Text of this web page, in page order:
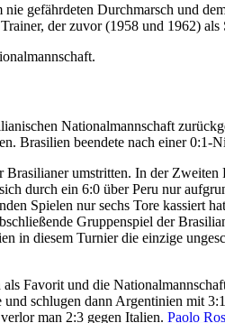
nie gefährdeten Durchmarsch und
der zuvor (1958 und 1962)
Nationalmannschaft
Brasilien beendete nach einer
Brasilianer umstritten. In der
durch ein 6:0 über Peru nur
Spielen nur sechs Tore kassiert
Gruppenspiel der
in diesem Turnier die einzige
als Favorit und die
schlugen dann Argentinien mit
man 2:3 gegen Italien. Paolo